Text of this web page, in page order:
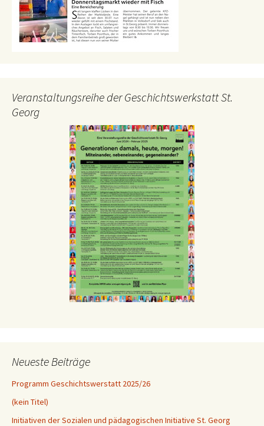
Veranstaltungsreihe der Geschichtswerkstatt St.
Georg
Neueste Beiträge
Programm Geschichtswerstatt 2025/26
(kein Titel)
Initiativen der Sozialen und pädagogischen Initiative St. Georg